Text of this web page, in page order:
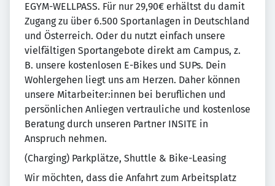
EGYM-WELLPASS. Für nur 29,90€ erhältst du damit
Zugang zu über 6.500 Sportanlagen in Deutschland
und Österreich. Oder du nutzt einfach unsere
vielfältigen Sportangebote direkt am Campus, z.
B. unsere kostenlosen E-Bikes und SUPs. Dein
Wohlergehen liegt uns am Herzen. Daher können
unsere Mitarbeiter:innen bei beruflichen und
persönlichen Anliegen vertrauliche und kostenlose
Beratung durch unseren Partner INSITE in
Anspruch nehmen.
(Charging) Parkplätze, Shuttle & Bike-Leasing
Wir möchten, dass die Anfahrt zum Arbeitsplatz